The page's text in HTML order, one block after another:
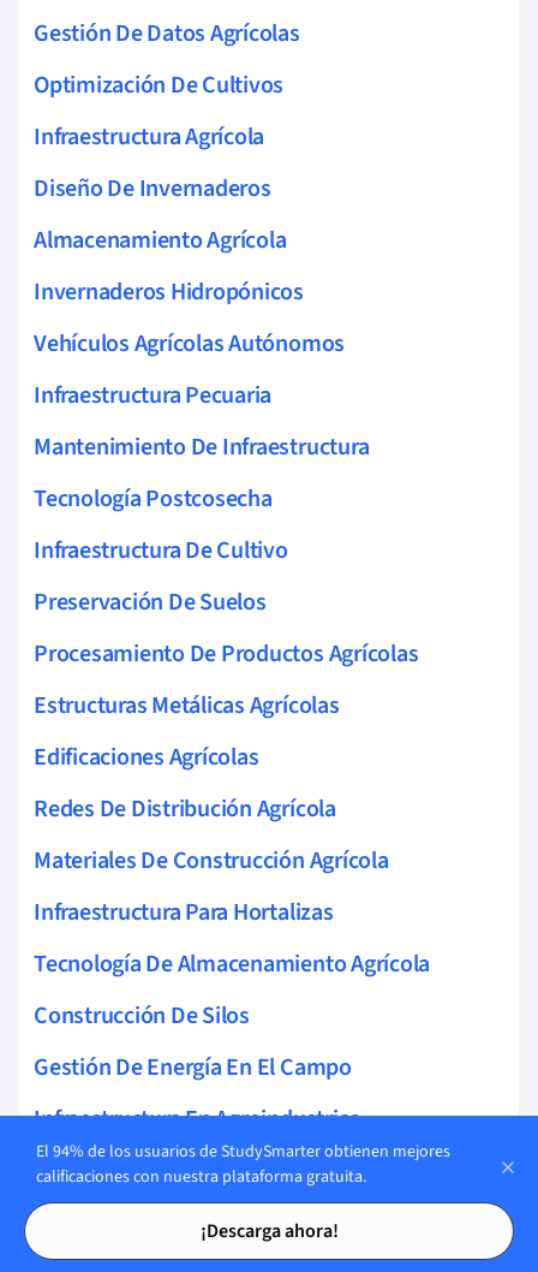
Tarjetas de estudio
Tarjetas de estudio
Gestión De Datos Agrícolas
Optimización De Cultivos
Infraestructura Agrícola
Diseño De Invernaderos
Almacenamiento Agrícola
Invernaderos Hidropónicos
Vehículos Agrícolas Autónomos
Infraestructura Pecuaria
Mantenimiento De Infraestructura
Tecnología Postcosecha
Infraestructura De Cultivo
Preservación De Suelos
Procesamiento De Productos Agrícolas
Estructuras Metálicas Agrícolas
Edificaciones Agrícolas
Redes De Distribución Agrícola
Materiales De Construcción Agrícola
Infraestructura Para Hortalizas
Tecnología De Almacenamiento Agrícola
Construcción De Silos
Gestión De Energía En El Campo
Infraestructura En Agroindustrias
Refrigeración De Productos Agrícolas
Infraestructura De Transporte Agrícola
El 94% de los usuarios de StudySmarter obtienen mejores
calificaciones con nuestra plataforma gratuita.
¡Descarga ahora!